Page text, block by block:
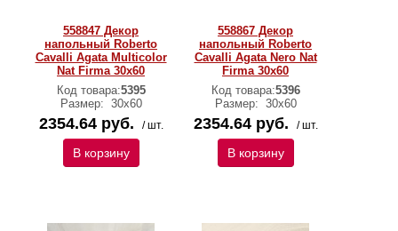
558847 Декор
напольный Roberto
Cavalli Agata Multicolor
Nat Firma 30x60
Код товара:5395
Размер: 30х60
2354.64 руб. / шт.
В корзину
558867 Декор
напольный Roberto
Cavalli Agata Nero Nat
Firma 30x60
Код товара:5396
Размер: 30х60
2354.64 руб. / шт.
В корзину